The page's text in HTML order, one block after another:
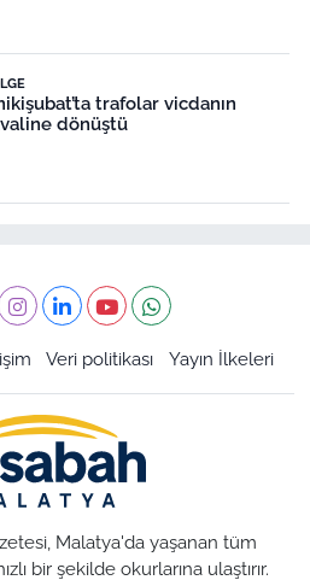
trafolar vicdanın
dönüştü
Veri politikası Yayın İlkeleri
Malatya'da yaşanan tüm
bir şekilde okurlarına ulaştırır.